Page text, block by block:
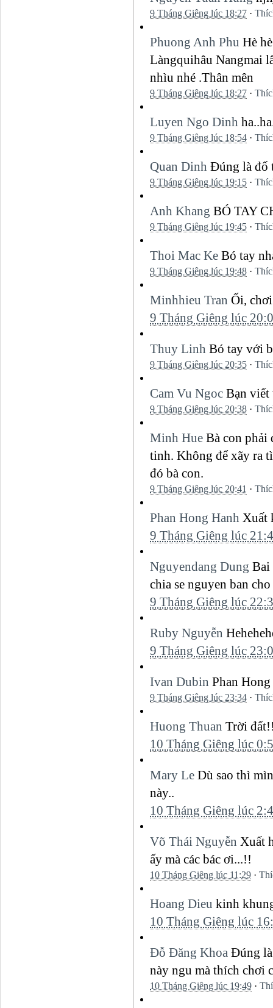
9 Tháng Giêng lúc 18:27 ·
Phuong Anh Phu Hè
Làngquihâu Nangmai
nhìu nhé .Thân mên
9 Tháng Giêng lúc 18:27 ·
Luyen Ngo Dinh
9 Tháng Giêng lúc 18:54 ·
Quan Dinh Đúng là đố
9 Tháng Giêng lúc 19:15 ·
Anh Khang BÓ TAY
9 Tháng Giêng lúc 19:45 ·
Thoi Mac Ke Bó tay
9 Tháng Giêng lúc 19:48 ·
Minhhieu Tran Ối,
9 Tháng Giêng lúc
Thuy Linh Bó tay với
9 Tháng Giêng lúc 20:35 ·
Cam Vu Ngoc Bạn viết
9 Tháng Giêng lúc 20:38 ·
Minh Hue Bà con phải
tinh. Không để xãy ra
đó bà con.
9 Tháng Giêng lúc 20:41 ·
Phan Hong Hanh Xuất
9 Tháng Giêng lúc
Nguyendang Dung Bai
chia se nguyen ban
9 Tháng Giêng lúc
Ruby Nguyễn
9 Tháng Giêng lúc
Ivan Dubin Phan
9 Tháng Giêng lúc 23:34 ·
Huong Thuan Trời
10 Tháng Giêng lúc
Mary Le Dù sao thì
này..
10 Tháng Giêng lúc
Võ Thái Nguyễn Xuất
ấy mà các bác ơi...!!
10 Tháng Giêng lúc 11:29 ·
Hoang Dieu kinh
10 Tháng Giêng lúc
Đỗ Đăng Khoa Đúng
này ngu mà thích chơi
10 Tháng Giêng lúc 19:49 ·